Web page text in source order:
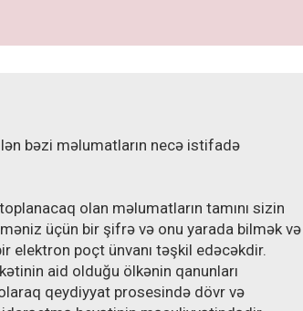
bəzi məlumatların necə istifadə
olan məlumatların tamını sizin
üçün bir şifrə və onu yarada bilmək və
elektron poçt ünvanı təşkil edəcəkdir.
aid olduğu ölkənin qanunları
qeydiyyat prosesində dövr və